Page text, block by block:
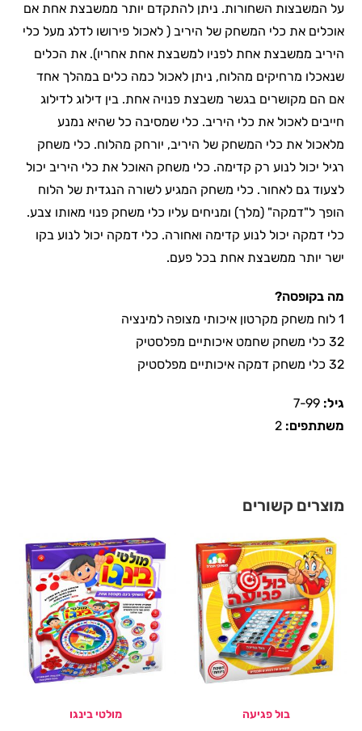
על המשבצות השחורות. ניתן להתקדם יותר ממשבצת אחת אם
אוכלים את כלי המשחק של היריב ( לאכול פירושו לדלג מעל כלי
היריב ממשבצת אחת לפניו למשבצת אחת אחריו). את הכלים
שנאכלו מרחיקים מהלוח, ניתן לאכול כמה כלים במהלך אחד
אם הם מקושרים בגשר משבצת פנויה אחת. בין דילוג לדילוג
חייבים לאכול את כלי היריב. כלי שמסיבה כל שהיא נמנע
מלאכול את כלי המשחק של היריב, יורחק מהלוח. כלי משחק
רגיל יכול לנוע רק קדימה. כלי משחק האוכל את כלי היריב יכול
לצעוד גם לאחור. כלי משחק המגיע לשורה הנגדית של הלוח
הופך ל"דמקה" (מלך) ומניחים עליו כלי משחק פנוי מאותו צבע.
כלי דמקה יכול לנוע קדימה ואחורה. כלי דמקה יכול לנוע בקו
ישר יותר ממשבצת אחת בכל פעם.
מה בקופסה?
1 לוח משחק מקרטון איכותי מצופה למינציה
32 כלי משחק שחמט איכותיים מפלסטיק
32 כלי משחק דמקה איכותיים מפלסטיק
גיל:7-99
משתתפים: 2
מוצרים קשורים
בול פגיעה מולטי בינגו